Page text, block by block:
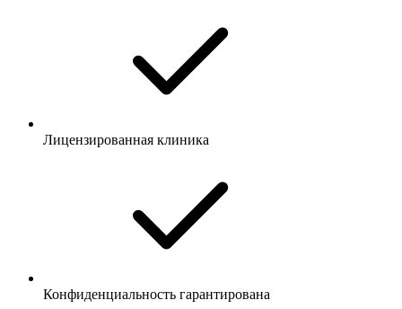
Лицензированная клиника
Конфиденциальность гарантирована